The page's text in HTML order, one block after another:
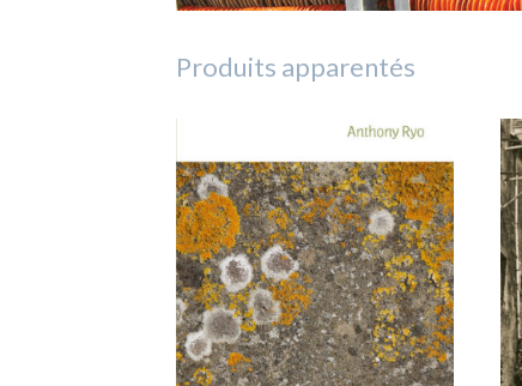
Produits apparentés